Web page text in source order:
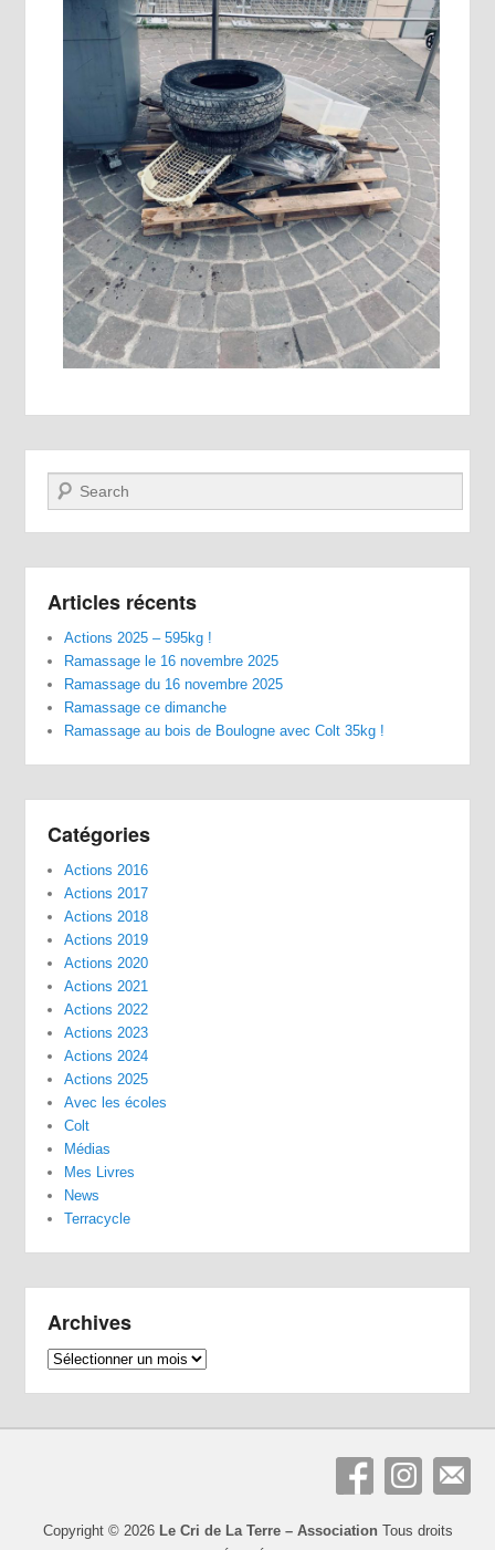
Recherche
Articles récents
Actions 2025 – 595kg !
Ramassage le 16 novembre 2025
Ramassage du 16 novembre 2025
Ramassage ce dimanche
Ramassage au bois de Boulogne avec Colt 35kg !
Catégories
Actions 2016
Actions 2017
Actions 2018
Actions 2019
Actions 2020
Actions 2021
Actions 2022
Actions 2023
Actions 2024
Actions 2025
Avec les écoles
Colt
Médias
Mes Livres
News
Terracycle
Archives
Archives
Copyright © 2026 Le Cri de La Terre – Association Tous droits